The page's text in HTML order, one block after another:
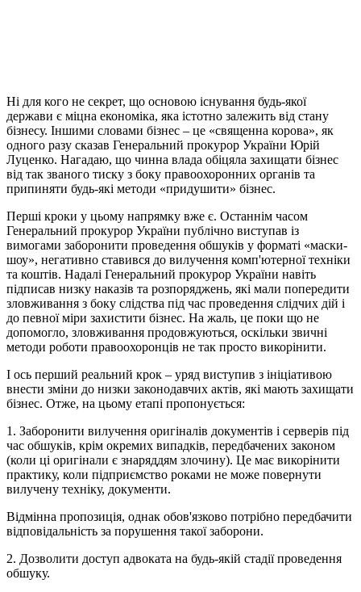
Ні для кого не секрет, що основою існування будь-якої
держави є міцна економіка, яка істотно залежить від стану
бізнесу. Іншими словами бізнес – це «священна корова», як
одного разу сказав Генеральний прокурор України Юрій
Луценко. Нагадаю, що чинна влада обіцяла захищати бізнес
від так званого тиску з боку правоохоронних органів та
припиняти будь-які методи «придушити» бізнес.
Перші кроки у цьому напрямку вже є. Останнім часом
Генеральний прокурор України публічно виступав із
вимогами заборонити проведення обшуків у форматі «маски-
шоу», негативно ставився до вилучення комп'ютерної техніки
та коштів. Надалі Генеральний прокурор України навіть
підписав низку наказів та розпоряджень, які мали попередити
зловживання з боку слідства під час проведення слідчих дій і
до певної міри захистити бізнес. На жаль, це поки що не
допомогло, зловживання продовжуються, оскільки звичні
методи роботи правоохоронців не так просто викорінити.
І ось перший реальний крок – уряд виступив з ініціативою
внести зміни до низки законодавчих актів, які мають захищати
бізнес. Отже, на цьому етапі пропонується:
1. Заборонити вилучення оригіналів документів і серверів під
час обшуків, крім окремих випадків, передбачених законом
(коли ці оригінали є знаряддям злочину). Це має викорінити
практику, коли підприємство роками не може повернути
вилучену техніку, документи.
Відмінна пропозиція, однак обов'язково потрібно передбачити
відповідальність за порушення такої заборони.
2. Дозволити доступ адвоката на будь-якій стадії проведення
обшуку.